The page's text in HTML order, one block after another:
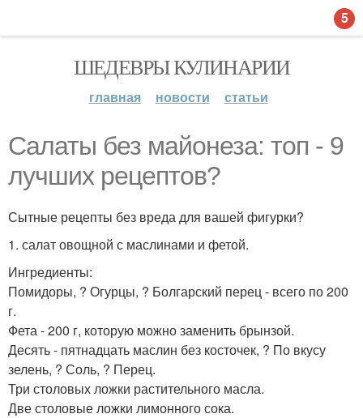
ШЕДЕВРЫ КУЛИНАРИИ
главная новости статьи
Салаты без майонеза: топ - 9
лучших рецептов?
Сытные рецепты без вреда для вашей фигурки?
1. салат овощной с маслинами и фетой.
Ингредиенты:
Помидоры, ? Огурцы, ? Болгарский перец - всего по 200
г.
Фета - 200 г, которую можно заменить брынзой.
Десять - пятнадцать маслин без косточек, ? По вкусу
зелень, ? Соль, ? Перец.
Три столовых ложки растительного масла.
Две столовые ложки лимонного сока.
5